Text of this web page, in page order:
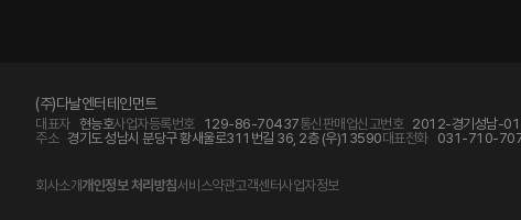
(주)다날엔터테인먼트
대표자 현능호사업자등록번호 129-86-70437통신판매업신고번호 2012-경기성남-
주소 경기도 성남시 분당구 황새울로311번길 36, 2층 (우)13590대표전화 031-710-
회사소개개인정보 처리방침서비스약관고객센터사업자정보